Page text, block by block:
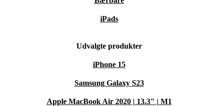
iPads
Udvalgte produkter
iPhone 15
Samsung Galaxy S23
Apple MacBook Air 2020 | 13.3" | M1